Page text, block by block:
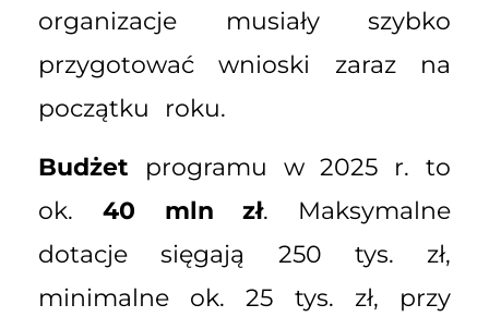
organizacje musiały szybko
przygotować wnioski zaraz na
początku roku.
Budżet programu w 2025 r. to
ok. 40 mln zł. Maksymalne
dotacje sięgają 250 tys. zł,
minimalne ok. 25 tys. zł, przy